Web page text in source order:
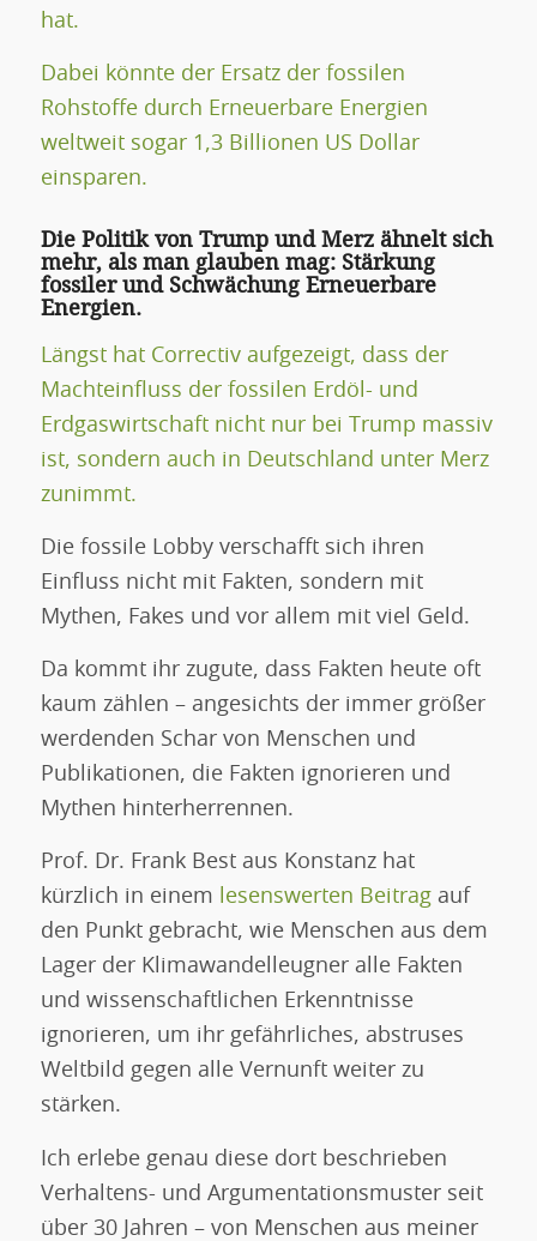
hat.
Dabei könnte der Ersatz der fossilen
Rohstoffe durch Erneuerbare Energien
weltweit sogar 1,3 Billionen US Dollar
einsparen.
Die Politik von Trump und Merz ähnelt sich
mehr, als man glauben mag: Stärkung
fossiler und Schwächung Erneuerbare
Energien.
Längst hat Correctiv aufgezeigt, dass der
Machteinfluss der fossilen Erdöl- und
Erdgaswirtschaft nicht nur bei Trump massiv
ist, sondern auch in Deutschland unter Merz
zunimmt.
Die fossile Lobby verschafft sich ihren
Einfluss nicht mit Fakten, sondern mit
Mythen, Fakes und vor allem mit viel Geld.
Da kommt ihr zugute, dass Fakten heute oft
kaum zählen – angesichts der immer größer
werdenden Schar von Menschen und
Publikationen, die Fakten ignorieren und
Mythen hinterherrennen.
Prof. Dr. Frank Best aus Konstanz hat
kürzlich in einem
lesenswerten Beitragauf
den Punkt gebracht, wie Menschen aus dem
Lager der Klimawandelleugner alle Fakten
und wissenschaftlichen Erkenntnisse
ignorieren, um ihr gefährliches, abstruses
Weltbild gegen alle Vernunft weiter zu
stärken.
Ich erlebe genau diese dort beschrieben
Verhaltens- und Argumentationsmuster seit
über 30 Jahren – von Menschen aus meiner